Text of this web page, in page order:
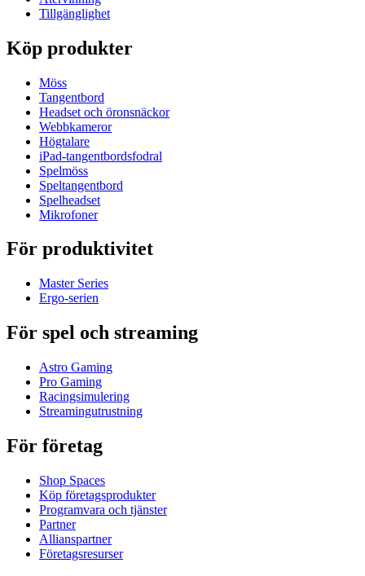
Tillgänglighet
Köp produkter
Möss
Tangentbord
Headset och öronsnäckor
Webbkameror
Högtalare
iPad-tangentbordsfodral
Spelmöss
Speltangentbord
Spelheadset
Mikrofoner
För produktivitet
Master Series
Ergo-serien
För spel och streaming
Astro Gaming
Pro Gaming
Racingsimulering
Streamingutrustning
För företag
Shop Spaces
Köp företagsprodukter
Programvara och tjänster
Partner
Allianspartner
Företagsresurser